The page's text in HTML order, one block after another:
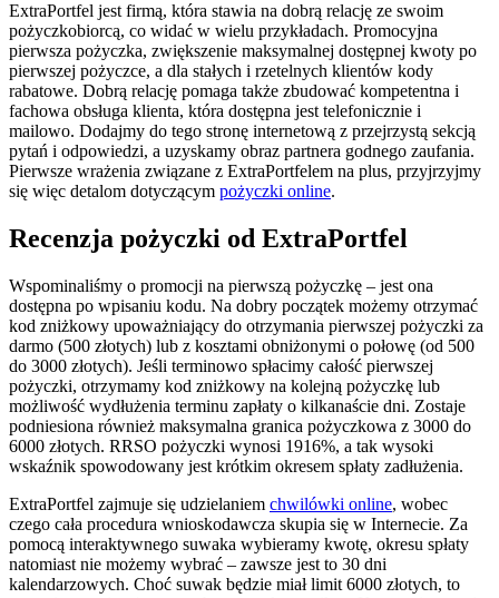
ExtraPortfel jest firmą, która stawia na dobrą relację ze swoim
pożyczkobiorcą, co widać w wielu przykładach. Promocyjna
pierwsza pożyczka, zwiększenie maksymalnej dostępnej kwoty po
pierwszej pożyczce, a dla stałych i rzetelnych klientów kody
rabatowe. Dobrą relację pomaga także zbudować kompetentna i
fachowa obsługa klienta, która dostępna jest telefonicznie i
mailowo. Dodajmy do tego stronę internetową z przejrzystą sekcją
pytań i odpowiedzi, a uzyskamy obraz partnera godnego zaufania.
Pierwsze wrażenia związane z ExtraPortfelem na plus, przyjrzyjmy
się więc detalom dotyczącym pożyczki online.
Recenzja pożyczki od ExtraPortfel
Wspominaliśmy o promocji na pierwszą pożyczkę – jest ona
dostępna po wpisaniu kodu. Na dobry początek możemy otrzymać
kod zniżkowy upoważniający do otrzymania pierwszej pożyczki za
darmo (500 złotych) lub z kosztami obniżonymi o połowę (od 500
do 3000 złotych). Jeśli terminowo spłacimy całość pierwszej
pożyczki, otrzymamy kod zniżkowy na kolejną pożyczkę lub
możliwość wydłużenia terminu zapłaty o kilkanaście dni. Zostaje
podniesiona również maksymalna granica pożyczkowa z 3000 do
6000 złotych. RRSO pożyczki wynosi 1916%, a tak wysoki
wskaźnik spowodowany jest krótkim okresem spłaty zadłużenia.
ExtraPortfel zajmuje się udzielaniem chwilówki online, wobec
czego cała procedura wnioskodawcza skupia się w Internecie. Za
pomocą interaktywnego suwaka wybieramy kwotę, okresu spłaty
natomiast nie możemy wybrać – zawsze jest to 30 dni
kalendarzowych. Choć suwak będzie miał limit 6000 złotych, to